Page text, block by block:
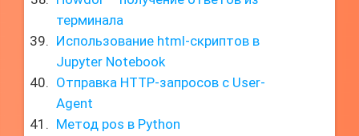
терминала
Использование html-скриптов в
Jupyter Notebook
Отправка HTTP-запросов с User-
Agent
Метод pos в Python